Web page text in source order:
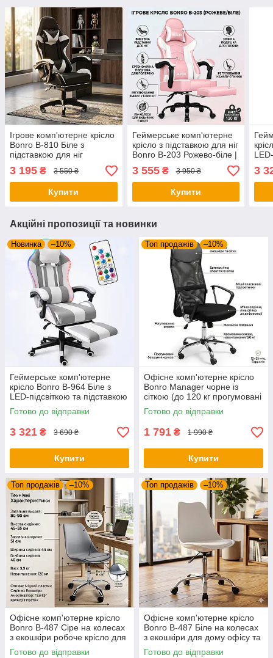
Ігрове комп'ютерне крісло
Bonro B-810 Біле з
підставкою для ніг
(геймерське ергономічне
крісло до 120 кг)
3 195 ₴ 3 550 ₴
Купити
Геймерське комп'ютерне
крісло з підставкою для ніг
Bonro B-203 Рожево-біле |
Ергономічне ігрове крісло
для дівчат
3 555₴ 3 950 ₴
Купити
кг)
3
Акційні пропозиції та новинки
Новинка –10%
Геймерське комп'ютерне
крісло Bonro B-964 Біле з
LED-підсвіткою та підставкою
для ніг (до 150 кг)
Готово до відправки
3 321 ₴ 3 690 ₴
Купити
Топ продажів –10%
Офісне комп'ютерне крісло
Bonro Manager чорне із
сіткою (до 120 кг прогумовані
колеса)
Готово до відправки
1 791 ₴ 1 990 ₴
Купити
Топ продажів –10%
Офісне комп'ютерне крісло
Bonro B-487 Сіре на колесах
з екошкіри робоче крісло для
дому та офісу (до 120 кг)
Готово до відправки
Топ продажів –10%
Офісне комп'ютерне крісло
Bonro B-487 Біле на колесах
з екошкіри для дому офісу та
салону
Готово до відправки